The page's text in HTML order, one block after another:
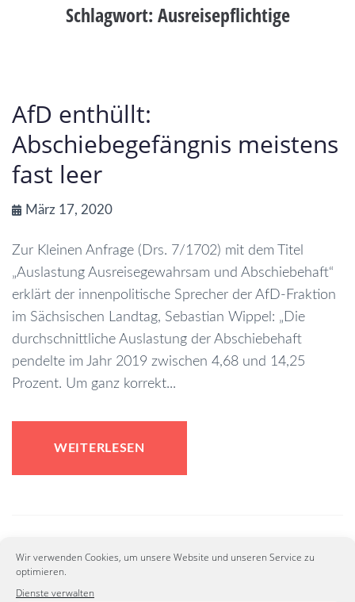
Wir verwenden Cookies, um unsere Website und unseren Service zu
optimieren.
Dienste verwalten
Schlagwort: Ausreisepflichtige
AfD enthüllt:
Abschiebegefängnis meistens
fast leer
März 17, 2020
Zur Kleinen Anfrage (Drs. 7/1702) mit dem Titel
„Auslastung Ausreisegewahrsam und Abschiebehaft“
erklärt der innenpolitische Sprecher der AfD-Fraktion
im Sächsischen Landtag, Sebastian Wippel: „Die
durchschnittliche Auslastung der Abschiebehaft
pendelte im Jahr 2019 zwischen 4,68 und 14,25
Prozent. Um ganz korrekt...
WEITERLESEN